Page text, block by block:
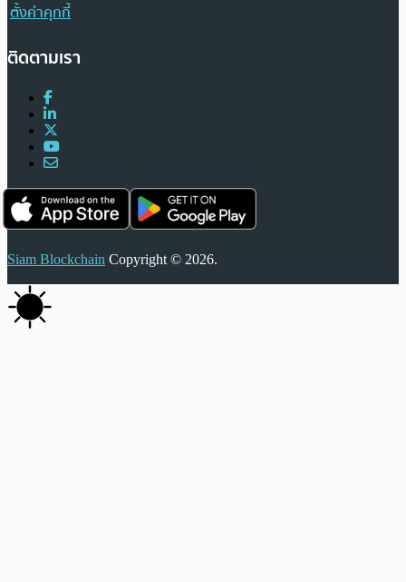
ตั้งค่าคุกกี้
ติดตามเรา
Siam Blockchain Copyright © 2026.